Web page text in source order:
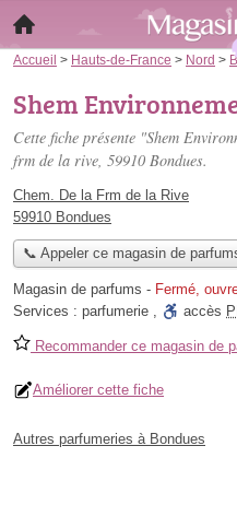
Accueil > Hauts-de-France > Nord >
Shem
Cette fiche présente "Shem
frm de la rive, 59910 Bondues.
Chem. De la Frm de la Rive
59910 Bondues
📞 Appeler ce magasin de
Magasin de parfums - Fermé,
Services : parfumerie , accès
Recommander ce magasin de
Améliorer cette fiche
Autres parfumeries à Bondues